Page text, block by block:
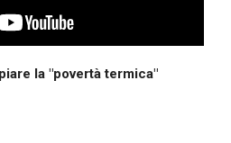
la "povertà termica"